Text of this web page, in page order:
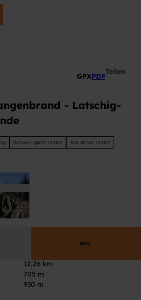
GPXPDF
Teilen
- Latschig-
Schwierigkeit: mittel
Kondition: mittel
GPX
12,26 km
705 m
930 m